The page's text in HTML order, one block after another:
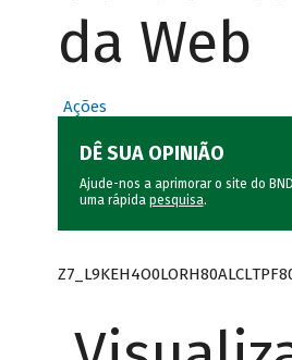
da Web
Ações
DÊ SUA OPINIÃO
Ajude-nos a aprimorar o site do
uma rápida pesquisa.